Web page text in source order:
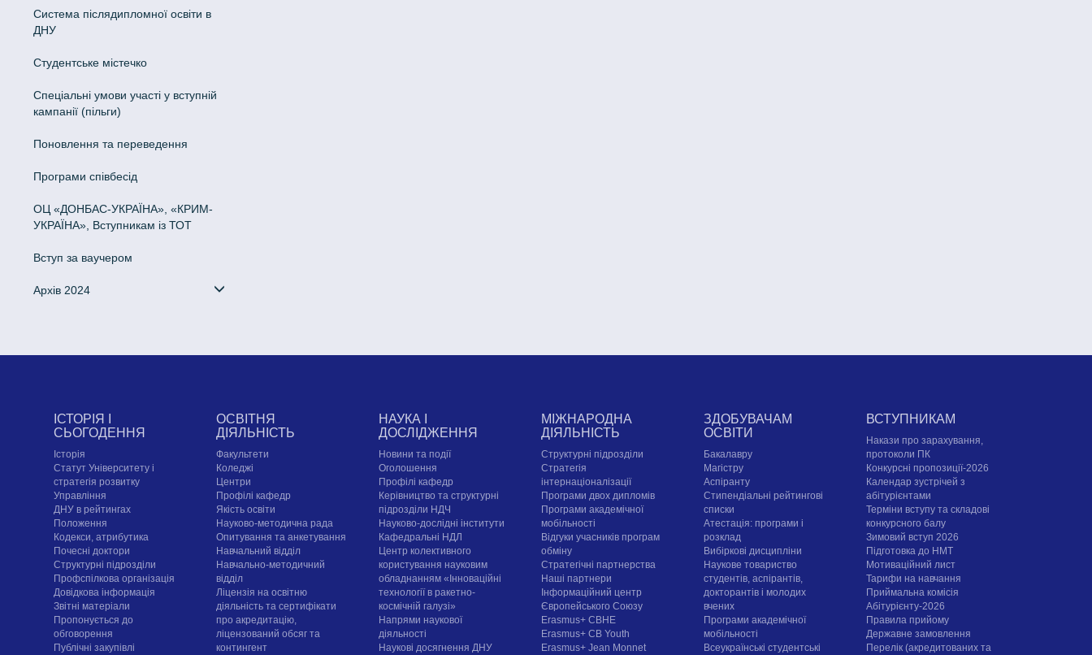
Система післядипломної освіти в
ДНУ
Cтудентське містечко
Спеціальні умови участі у вступній
кампанії (пільги)
Поновлення та переведення
Програми співбесід
ОЦ «ДОНБАС-УКРАЇНА», «КРИМ-
УКРАЇНА», Вступникам із ТОТ
Вступ за ваучером
Архів 2024
ІСТОРІЯ І
СЬОГОДЕННЯ
Історія
Статут Університету і
стратегія розвитку
Управління
ДНУ в рейтингах
Положення
Кодекси, атрибутика
Почесні доктори
Структурні підрозділи
Профспілкова організація
Довідкова інформація
Звітні матеріали
Пропонується до
обговорення
Публічні закупівлі
ОСВІТНЯ
ДІЯЛЬНІСТЬ
Факультети
Коледжі
Центри
Профілі кафедр
Якість освіти
Науково-методична рада
Опитування та анкетування
Навчальний відділ
Навчально-методичний
відділ
Ліцензія на освітню
діяльність та сертифікати
про акредитацію,
ліцензований обсяг та
контингент
НАУКА І
ДОСЛІДЖЕННЯ
Новини та події
Оголошення
Профілі кафедр
Керівництво та структурні
підрозділи НДЧ
Науково-дослідні інститути
Кафедральні НДЛ
Центр колективного
користування науковим
обладнанням «Інноваційні
технології в ракетно-
космічній галузі»
Напрями наукової
діяльності
Наукові досягнення ДНУ
МІЖНАРОДНА
ДІЯЛЬНІСТЬ
Структурні підрозділи
Стратегія
інтернаціоналізації
Програми двох дипломів
Програми академічної
мобільності
Відгуки учасників програм
обміну
Стратегічні партнерства
Наші партнери
Інформаційний центр
Європейського Союзу
Erasmus+ CBHE
Erasmus+ CB Youth
Erasmus+ Jean Monnet
ЗДОБУВАЧАМ
ОСВІТИ
Бакалавру
Магістру
Аспіранту
Стипендіальні рейтингові
списки
Атестація: програми і
розклад
Вибіркові дисципліни
Наукове товариство
студентів, аспірантів,
докторантів і молодих
вчених
Програми академічної
мобільності
Всеукраїнські студентські
ВСТУПНИКАМ
Накази про зарахування,
протоколи ПК
Конкурсні пропозиції-2026
Календар зустрічей з
абітурієнтами
Терміни вступу та складові
конкурсного балу
Зимовий вступ 2026
Підготовка до НМТ
Мотиваційний лист
Тарифи на навчання
Приймальна комісія
Абітурієнту-2026
Правила прийому
Державне замовлення
Перелік (акредитованих та